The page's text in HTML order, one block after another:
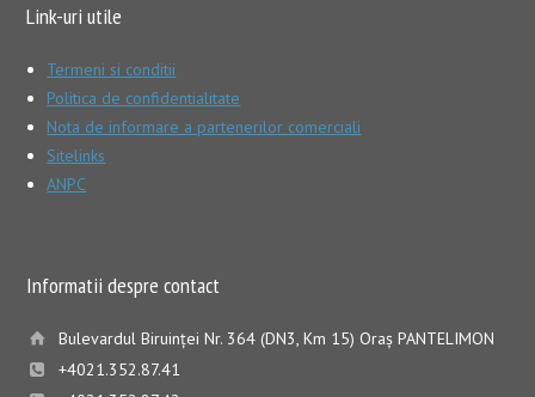
Link-uri utile
Termeni si conditii
Politica de confidentialitate
Nota de informare a partenerilor comerciali
Sitelinks
ANPC
Informatii despre contact
Bulevardul Biruinţei Nr. 364 (DN3, Km 15) Oraş PANTELIMON
+4021.352.87.41